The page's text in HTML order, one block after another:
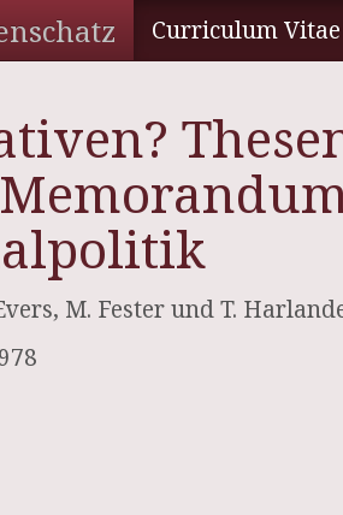
Curriculum Vitae
M. Fester und T.